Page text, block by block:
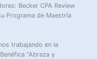
Becker CPA Review
Programa de Maestría
trabajando en la
“Abraza y